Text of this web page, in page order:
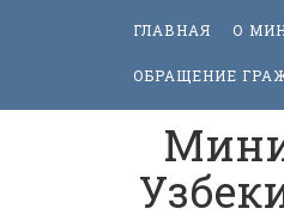
ГЛАВНАЯ О
ОБРАЩЕНИЕ